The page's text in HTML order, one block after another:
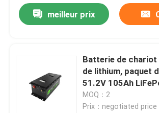
Produits
meilleur prix
Batterie de
de lithium, paquet
51.2V 105Ah
MOQ：2
Prix：negotiated price